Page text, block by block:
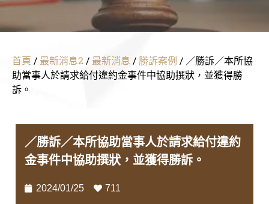
首頁 / 最新消息2 / 最新消息 / 勝訴案例 / ／勝訴／本所協
助當事人於請求給付違約金事件中協助撰狀，並獲得勝
訴。
／勝訴／本所協助當事人於請求給付違約
金事件中協助撰狀，並獲得勝訴。
2024/01/25 711